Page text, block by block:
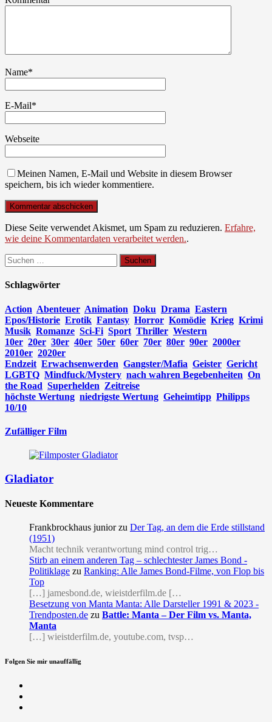
Name*
E-Mail*
Webseite
Meinen Namen, E-Mail und Website in diesem Browser
speichern, bis ich wieder kommentiere.
Diese Seite verwendet Akismet, um Spam zu reduzieren. Erfahre,
wie deine Kommentardaten verarbeitet werden..
Suchen
nach:
Schlagwörter
Action Abenteuer Animation Doku Drama Eastern
Epos/Historie Erotik Fantasy Horror Komödie Krieg Krimi
Musik Romanze Sci-Fi Sport Thriller Western
10er 20er 30er 40er 50er 60er 70er 80er 90er 2000er
2010er 2020er
Endzeit Erwachsenwerden Gangster/Mafia Geister Gericht
LGBTQ Mindfuck/Mystery nach wahren Begebenheiten On
the Road Superhelden Zeitreise
höchste Wertung niedrigste Wertung Geheimtipp Philipps
10/10
Zufälliger Film
Gladiator
Neueste Kommentare
Frankbrockhaus junior zu Der Tag, an dem die Erde stillstand
(1951)
Macht technik verantwortung mind control trig…
Stirb an einem anderen Tag – schlechtester James Bond -
Politiklage zu Ranking: Alle James Bond-Filme, von Flop bis
Top
[…] jamesbond.de, wieistderfilm.de […
Besetzung von Manta Manta: Alle Darsteller 1991 & 2023 -
Trendposten.de zu Battle: Manta – Der Film vs. Manta,
Manta
[…] wieistderfilm.de, youtube.com, tvsp…
Folgen Sie mir unauffällig